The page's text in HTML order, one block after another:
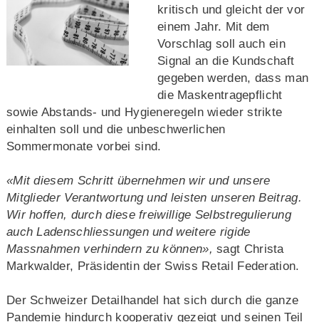
kritisch und gleicht der vor
einem Jahr. Mit dem
Vorschlag soll auch ein
Signal an die Kundschaft
gegeben werden, dass man
die Maskentragepflicht
sowie Abstands- und Hygieneregeln wieder strikte
einhalten soll und die unbeschwerlichen
Sommermonate vorbei sind.
«Mit diesem Schritt übernehmen wir und unsere
Mitglieder Verantwortung und leisten unseren Beitrag.
Wir hoffen, durch diese freiwillige Selbstregulierung
auch Ladenschliessungen und weitere rigide
Massnahmen verhindern zu können», sagt Christa
Markwalder, Präsidentin der Swiss Retail Federation.
Der Schweizer Detailhandel hat sich durch die ganze
Pandemie hindurch kooperativ gezeigt und seinen Teil